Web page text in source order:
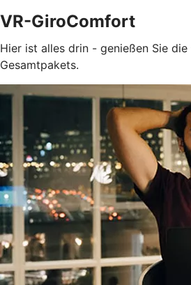
VR-GiroComfort
Hier ist alles drin - genießen Sie
Gesamtpakets.